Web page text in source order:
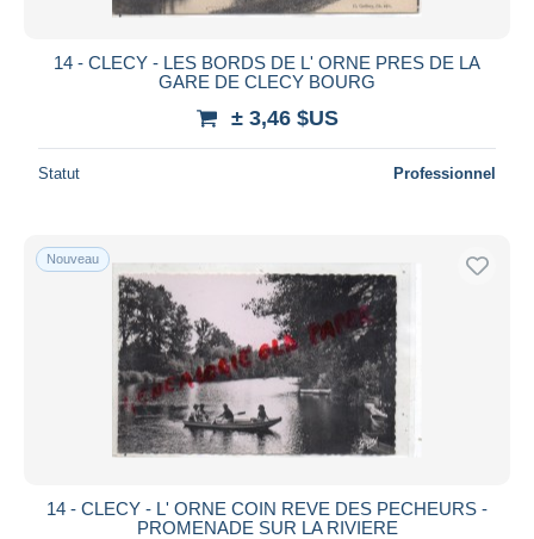
14 - CLECY - LES BORDS DE L' ORNE PRES DE LA
GARE DE CLECY BOURG
± 3,46 $US
Statut Professionnel
Nouveau
14 - CLECY - L' ORNE COIN REVE DES PECHEURS -
PROMENADE SUR LA RIVIERE